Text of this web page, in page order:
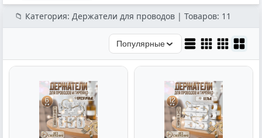
📁 Категория: Держатели для проводов | Товаров: 11
Популярные